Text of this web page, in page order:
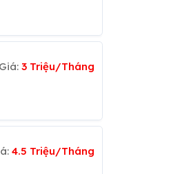
Giá:3 Triệu/Tháng
4.5 Triệu/Tháng